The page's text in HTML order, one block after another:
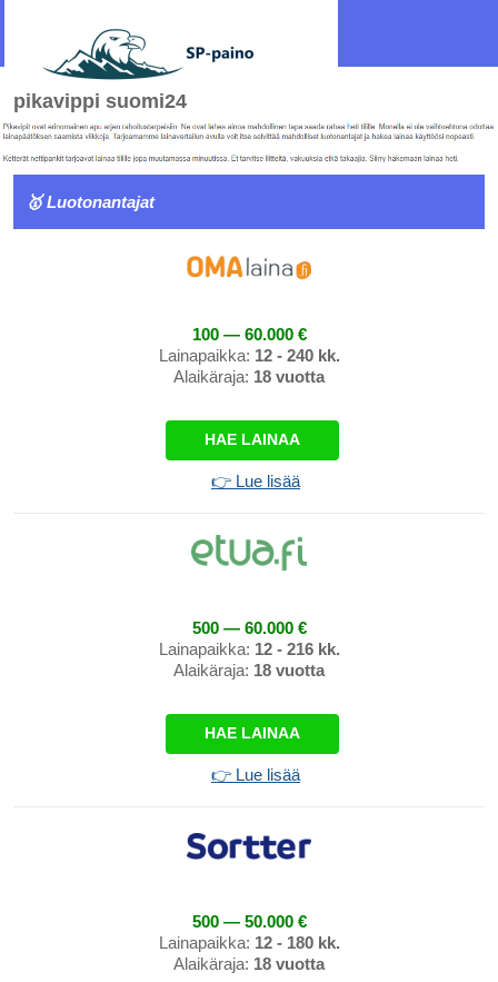
pikavippi suomi24
🥇 Luotonantajat
100 — 60.000 €
Lainapaikka: 12 - 240 kk.
Alaikäraja: 18 vuotta
HAE LAINAA
👉 Lue lisää
500 — 60.000 €
Lainapaikka: 12 - 216 kk.
Alaikäraja: 18 vuotta
HAE LAINAA
👉 Lue lisää
500 — 50.000 €
Lainapaikka: 12 - 180 kk.
Alaikäraja: 18 vuotta